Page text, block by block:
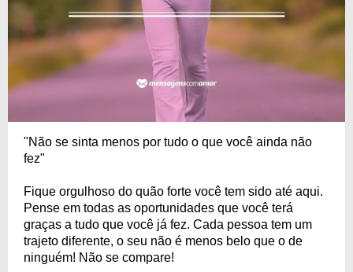
"Não se sinta menos por tudo o que você ainda não
fez"
Fique orgulhoso do quão forte você tem sido até aqui.
Pense em todas as oportunidades que você terá
graças a tudo que você já fez. Cada pessoa tem um
trajeto diferente, o seu não é menos belo que o de
ninguém! Não se compare!